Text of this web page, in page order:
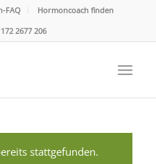
FAQ
Hormoncoach finden
2677 206
stattgefunden.